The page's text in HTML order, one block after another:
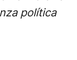
política